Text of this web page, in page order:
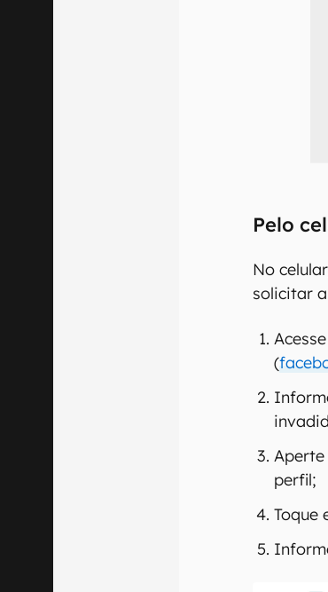
Pelo
No
solicitar
(
Aperte
perfil;
Toque